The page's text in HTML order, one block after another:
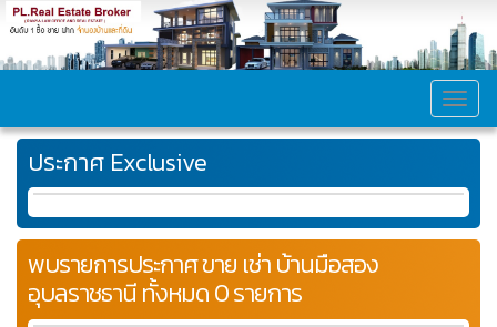
MENU
ประกาศ Exclusive
พบรายการประกาศ ขาย เช่า บ้านมือสอง
อุบลราชธานี ทั้งหมด 0 รายการ